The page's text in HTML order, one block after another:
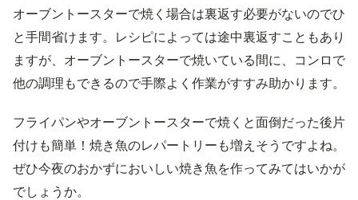
オーブントースターで焼く場合は裏返す必要がないのでひ
と手間省けます。レシピによっては途中裏返すこともあり
ますが、オーブントースターで焼いている間に、コンロで
他の調理もできるので手際よく作業がすすみ助かります。
フライパンやオーブントースターで焼くと面倒だった後片
付けも簡単！焼き魚のレパートリーも増えそうですよね。
ぜひ今夜のおかずにおいしい焼き魚を作ってみてはいかが
でしょうか。